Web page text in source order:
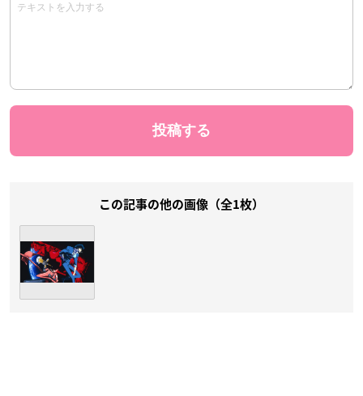
この記事の他の画像（全1枚）